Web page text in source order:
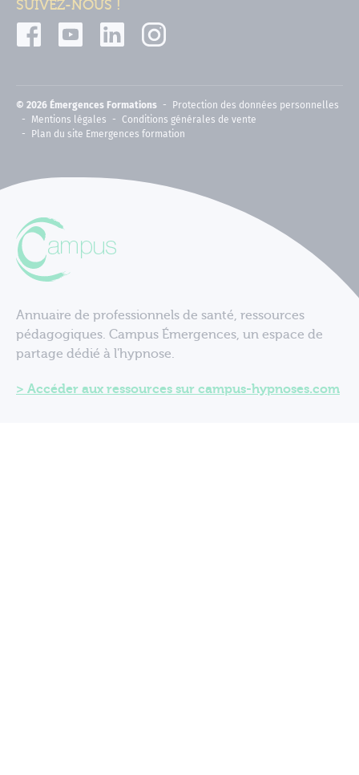
SUIVEZ-NOUS !
© 2026 Émergences Formations
Protection des données personnelles
Mentions légales
Conditions générales de vente
Plan du site Emergences formation
Annuaire de professionnels de santé, ressources
pédagogiques. Campus Émergences, un espace de
partage dédié à l'hypnose.
Accéder aux ressources sur campus-hypnoses.com